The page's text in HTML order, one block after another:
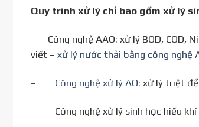
Quy trình xử lý chỉ bao gồm xử lý
– Công nghệ AAO: xử lý BOD, COD,
viết – xử lý nước thải bằng công nghệ
– Công nghệ xử lý AO: xử lý triệt
– Công nghệ xử lý sinh học hiếu khí